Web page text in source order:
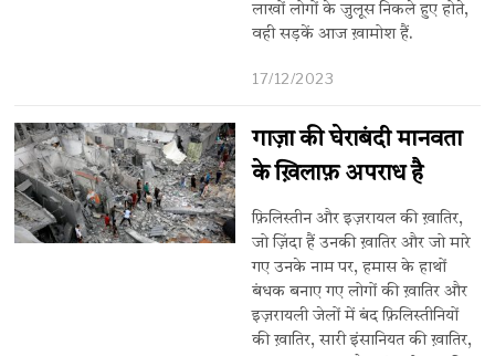
लाखों लोगों के जुलूस निकले हुए होते,
वही सड़कें आज ख़ामोश हैं.
17/12/2023
गाज़ा की घेराबंदी मानवता
के ख़िलाफ़ अपराध है
फ़िलिस्तीन और इज़रायल की ख़ातिर,
जो ज़िंदा हैं उनकी ख़ातिर और जो मारे
गए उनके नाम पर, हमास के हाथों
बंधक बनाए गए लोगों की ख़ातिर और
इज़रायली जेलों में बंद फ़िलिस्तीनियों
की ख़ातिर, सारी इंसानियत की ख़ातिर,